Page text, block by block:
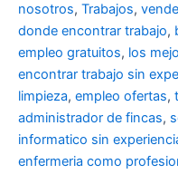
nosotros, Trabajos,
donde encontrar trabajo,
empleo gratuitos, los
encontrar trabajo sin
limpieza, empleo ofertas,
administrador de fincas,
informatico sin
enfermeria como